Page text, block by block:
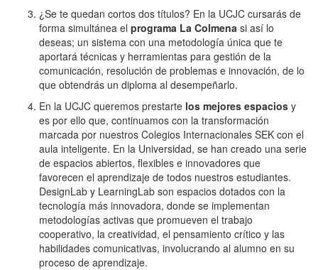
¿Se te quedan cortos dos títulos? En la UCJC cursarás de
forma simultánea el programa La Colmena si así lo
deseas; un sistema con una metodología única que te
aportará técnicas y herramientas para gestión de la
comunicación, resolución de problemas e innovación, de lo
que obtendrás un diploma al desempeñarlo.
En la UCJC queremos prestarte los mejores espacios y
es por ello que, continuamos con la transformación
marcada por nuestros Colegios Internacionales SEK con el
aula inteligente. En la Universidad, se han creado una serie
de espacios abiertos, flexibles e innovadores que
favorecen el aprendizaje de todos nuestros estudiantes.
DesignLab y LearningLab son espacios dotados con la
tecnología más innovadora, donde se implementan
metodologías activas que promueven el trabajo
cooperativo, la creatividad, el pensamiento crítico y las
habilidades comunicativas, involucrando al alumno en su
proceso de aprendizaje.